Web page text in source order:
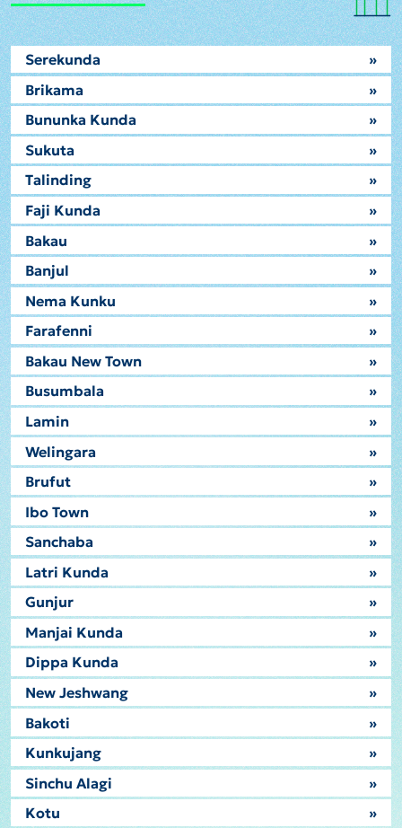
Serekunda
»
Brikama
»
Bununka Kunda
»
Sukuta
»
Talinding
»
Faji Kunda
»
Bakau
»
Banjul
»
Nema Kunku
»
Farafenni
»
Bakau New Town
»
Busumbala
»
Lamin
»
Welingara
»
Brufut
»
Ibo Town
»
Sanchaba
»
Latri Kunda
»
Gunjur
»
Manjai Kunda
»
Dippa Kunda
»
New Jeshwang
»
Bakoti
»
Kunkujang
»
Sinchu Alagi
»
Kotu
»